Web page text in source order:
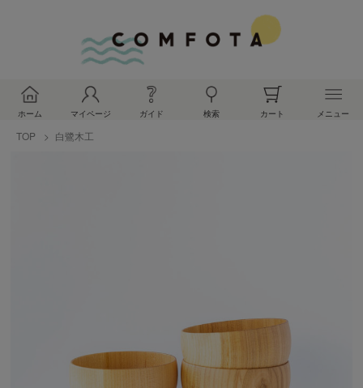
ホーム マイページ ガイド 検索 カート メニュー
TOP 白鷺木工